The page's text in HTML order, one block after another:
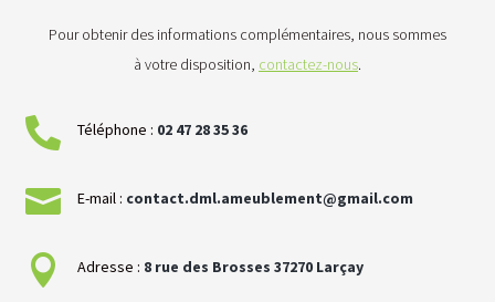
Pour obtenir des informations complémentaires, nous sommes
à votre disposition, contactez-nous.
 Téléphone : 02 47 283536
 E-mail : contact.dml.ameublement@gmail.com
 Adresse : 8 rue des Brosses 37270 Larçay